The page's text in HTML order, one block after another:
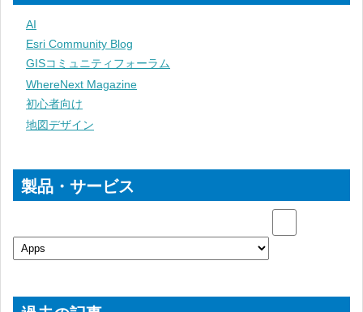
AI
Esri Community Blog
GISコミュニティフォーラム
WhereNext Magazine
初心者向け
地図デザイン
製品・サービス